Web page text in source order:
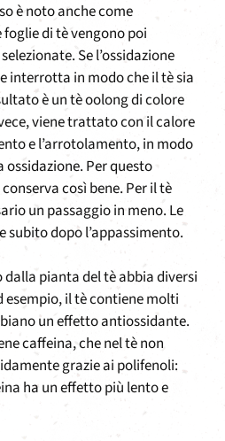
è noto anche come
di tè vengono poi
Se l’ossidazione
interrotta in modo che il tè sia
è un tè oolong di colore
viene trattato con il calore
e l’arrotolamento, in modo
Per questo
così bene. Per il tè
un passaggio in meno. Le
subito dopo l’appassimento.
pianta del tè abbia diversi
esempio, il tè contiene molti
un effetto antiossidante.
caffeina, che nel tè non
grazie ai polifenoli:
ha un effetto più lento e